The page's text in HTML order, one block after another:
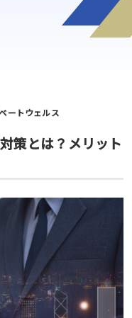
ートウェルス
策とは？メリット